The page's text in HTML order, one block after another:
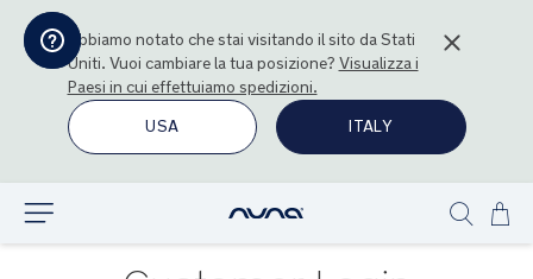
Abbiamo notato che stai visitando il sito daStati
Uniti. Vuoi cambiare la tua posizione? Visualizza i
Paesi in cui effettuiamo spedizioni.
USA
ITALY